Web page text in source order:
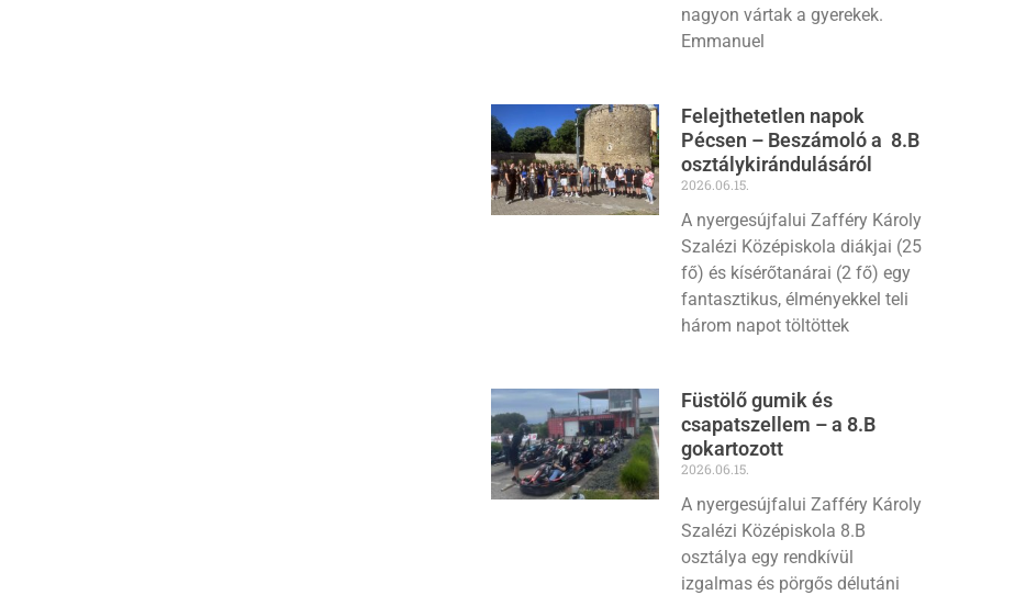
nagyon vártak a gyerekek.
Emmanuel
Felejthetetlen napok
Pécsen – Beszámoló a 8.B
osztálykirándulásáról
2026.06.15.
A nyergesújfalui Zafféry Károly
Szalézi Középiskola diákjai (25
fő) és kísérőtanárai (2 fő) egy
fantasztikus, élményekkel teli
három napot töltöttek
Füstölő gumik és
csapatszellem – a 8.B
gokartozott
2026.06.15.
A nyergesújfalui Zafféry Károly
Szalézi Középiskola 8.B
osztálya egy rendkívül
izgalmas és pörgős délutáni